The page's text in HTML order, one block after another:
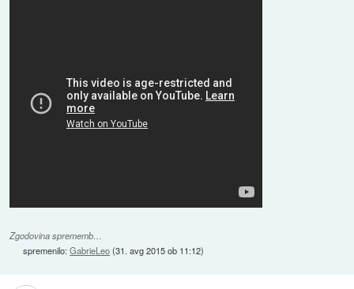
Zgodovina sprememb…
spremenilo:GabrieLeo(31. avg 2015 ob 11:12)